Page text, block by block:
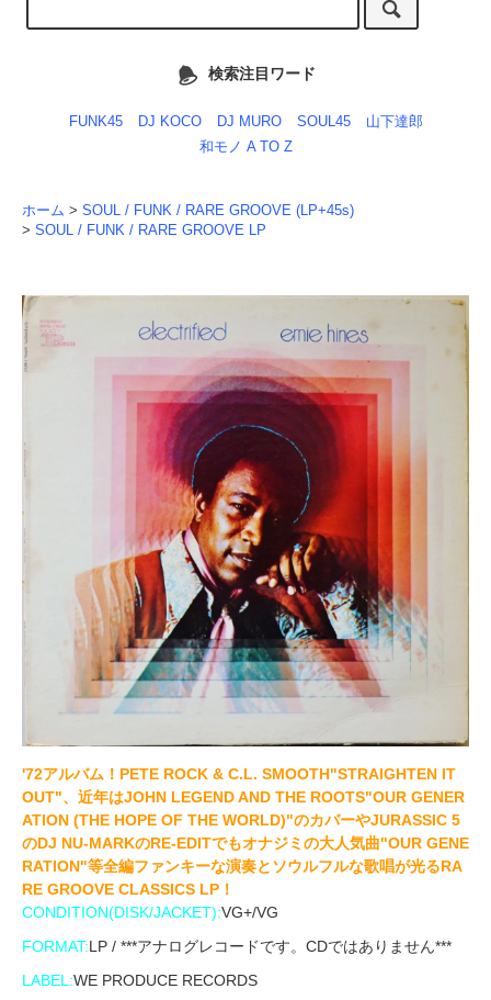
検索注目ワード
FUNK45 DJ KOCO DJ MURO SOUL45
山下達郎
和モノ A TO Z
ホーム > SOUL / FUNK / RARE GROOVE (LP+45s)
> SOUL / FUNK / RARE GROOVE LP
'72アルバム！PETE ROCK & C.L. SMOOTH"STRAIGHTEN IT
OUT"、近年はJOHN LEGEND AND THE ROOTS"OUR GENER
ATION (THE HOPE OF THE WORLD)"のカバーやJURASSIC 5
のDJ NU-MARKのRE-EDITでもオナジミの大人気曲"OUR GENE
RATION"等全編ファンキーな演奏とソウルフルな歌唱が光るRA
RE GROOVE CLASSICS LP！
CONDITION(DISK/JACKET):VG+/VG
FORMAT:LP / ***アナログレコードです。CDではありません***
LABEL:WE PRODUCE RECORDS